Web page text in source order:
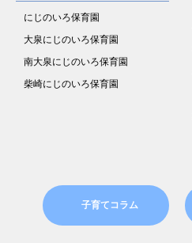
にじのいろ保育園
大泉にじのいろ保育園
南大泉にじのいろ保育園
柴崎にじのいろ保育園
子育てコラム